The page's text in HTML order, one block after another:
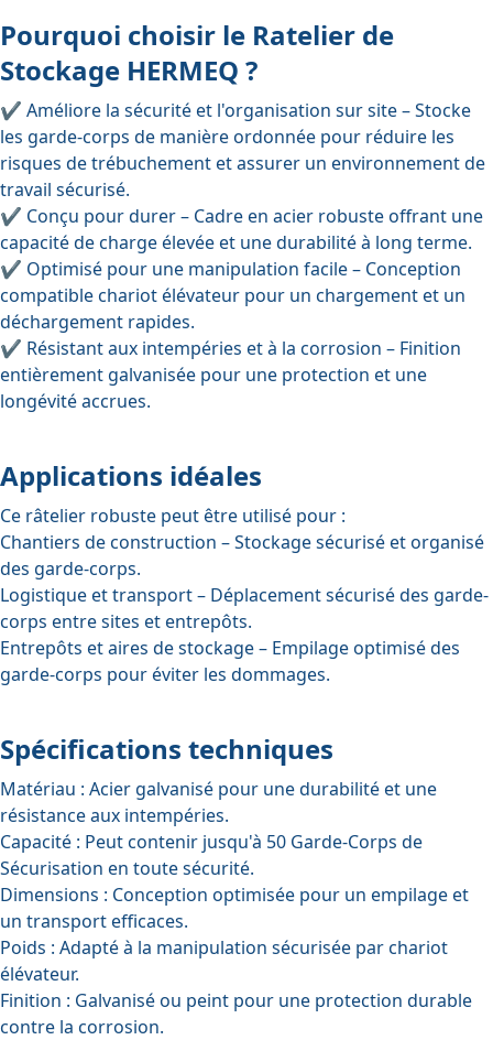
Pourquoi choisir le Ratelier de
Stockage HERMEQ ?
✔ Améliore la sécurité et l'organisation sur site– Stocke
les garde-corps de manière ordonnée pour réduire les
risques de trébuchement et assurer un environnement de
travail sécurisé.
✔ Conçu pour durer– Cadre en acier robuste offrant une
capacité de charge élevée et une durabilité à long terme.
✔ Optimisé pour une manipulation facile– Conception
compatible chariot élévateur pour un chargement et un
déchargement rapides.
✔ Résistant aux intempéries et à la corrosion – Finition
entièrement galvanisée pour une protection et une
longévité accrues.
Applications idéales
Ce râtelier robuste peut être utilisé pour :
Chantiers de construction – Stockage sécurisé et organisé
des garde-corps.
Logistique et transport– Déplacement sécurisé des garde-
corps entre sites et entrepôts.
Entrepôts et aires de stockage– Empilage optimisé des
garde-corps pour éviter les dommages.
Spécifications techniques
Matériau : Acier galvanisé pour une durabilité et une
résistance aux intempéries.
Capacité : Peut contenir jusqu'à 50 Garde-Corps de
Sécurisation en toute sécurité.
Dimensions : Conception optimisée pour un empilage et
un transport efficaces.
Poids : Adapté à la manipulation sécurisée par chariot
élévateur.
Finition : Galvanisé ou peint pour une protection durable
contre la corrosion.